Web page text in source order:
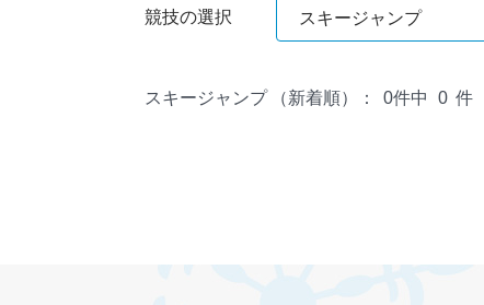
競技の選択 スキージャンプ
スキージャンプ （新着順）： 0件中 0 件